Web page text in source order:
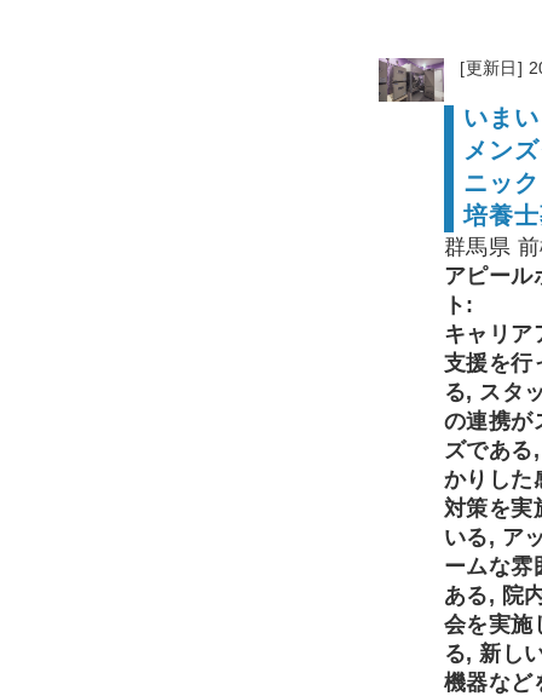
[更新日]
いま
メン
ニッ
培養
群馬県
アピール
ト:
キャリア
支援を行
る, スタ
の連携が
ズである
かりした
対策を実
いる, ア
ームな雰
ある, 院
会を実施
る, 新し
機器など